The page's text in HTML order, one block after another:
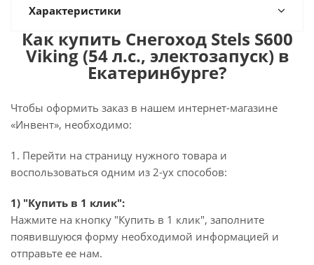
Характеристики
Как купить Снегоход Stels S600
Viking (54 л.с., электозапуск) в
Екатеринбурге?
Чтобы оформить заказ в нашем интернет-магазине
«Инвент», необходимо:
1. Перейти на страницу нужного товара и
воспользоваться одним из 2-ух способов:
1) "Купить в 1 клик":
Нажмите на кнопку "Купить в 1 клик", заполните
появившуюся форму необходимой информацией и
отправьте ее нам.